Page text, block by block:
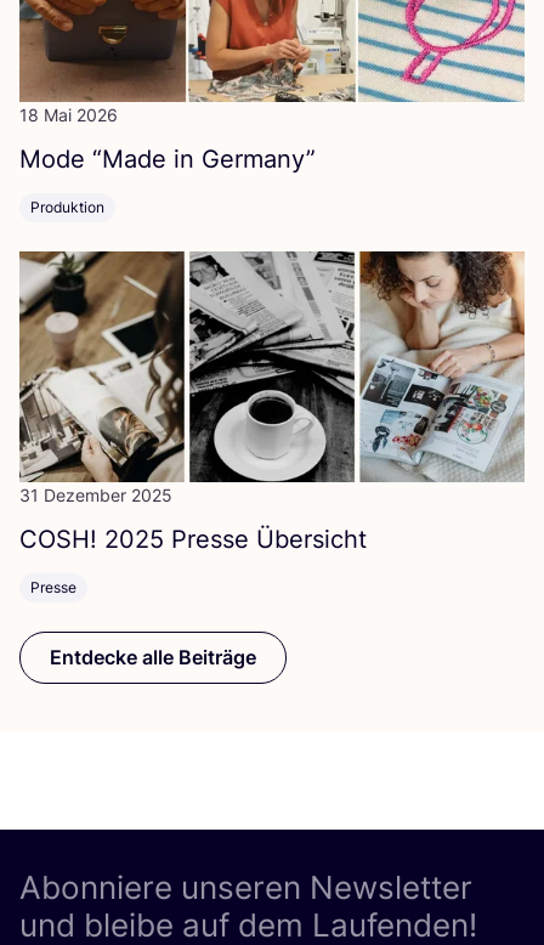
18 Mai 2026
Mode “Made in Germany”
Produktion
31 Dezember 2025
COSH! 2025 Pres­se Übersicht
Presse
Entdecke alle Beiträge
Abonniere unseren Newsletter
und bleibe auf dem Laufenden!